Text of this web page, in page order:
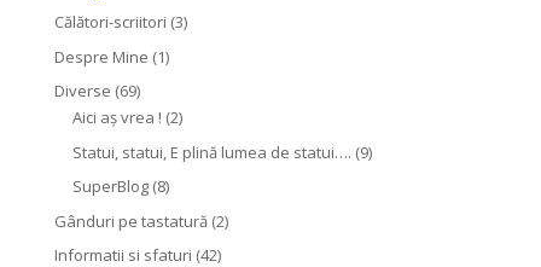
Călători-scriitori (3)
Despre Mine (1)
Diverse (69)
Aici aș vrea ! (2)
Statui, statui, E plină lumea de statui…. (9)
SuperBlog(8)
Gânduri pe tastatură(2)
Informatii si sfaturi (42)